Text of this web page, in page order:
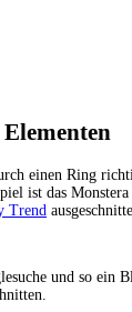
einen Ring
ist das
Trend
und so ein